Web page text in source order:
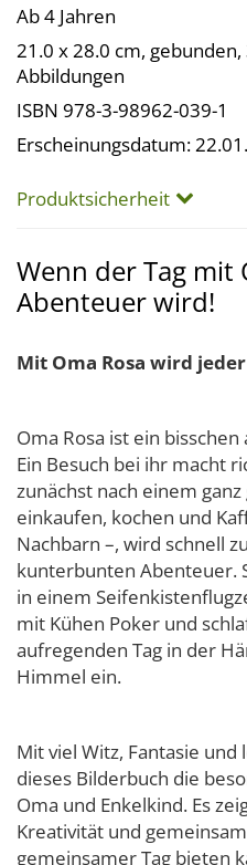
Ab 4 Jahren
21.0 x 28.0 cm,
Abbildungen
ISBN 978-3-98962-039-1
Erscheinungsdatum:
Produktsicherheit
Wenn der Tag mit
Abenteuer wird!
Mit Oma Rosa wird
Oma Rosa ist ein
Ein Besuch bei ihr macht
zunächst nach einem
einkaufen, kochen und
Nachbarn –, wird schnell
kunterbunten Abenteuer.
in einem
mit Kühen Poker und
aufregenden Tag in der
Himmel ein.
Mit viel Witz, Fantasie
dieses Bilderbuch die
Oma und Enkelkind. Es
Kreativität und
gemeinsamer Tag bieten